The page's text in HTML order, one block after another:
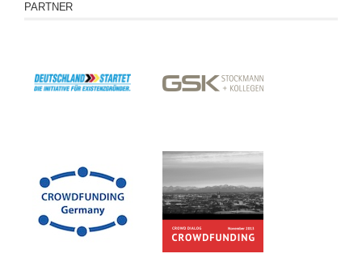
PARTNER